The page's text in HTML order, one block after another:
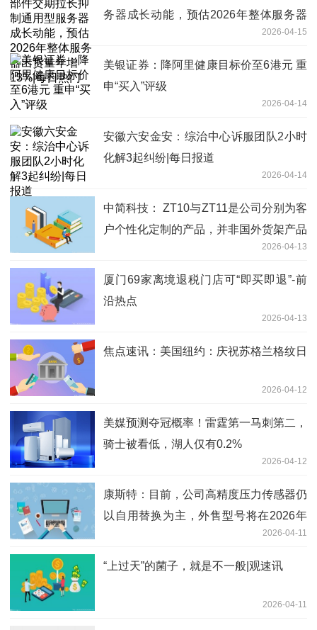
务器成长动能，预估2026年整体服务器
2026-04-15
美银证券：降阿里健康目标价至6港元 重
申“买入”评级
2026-04-14
安徽六安金安：综治中心诉服团队2小时
化解3起纠纷|每日报道
2026-04-14
中简科技： ZT10与ZT11是公司分别为客
户个性化定制的产品，并非国外货架产品
2026-04-13
厦门69家离境退税门店可“即买即退”-前
沿热点
2026-04-13
焦点速讯：美国纽约：庆祝苏格兰格纹日
2026-04-12
美媒预测夺冠概率！雷霆第一马刺第二，
骑士被看低，湖人仅有0.2%
2026-04-12
康斯特：目前，公司高精度压力传感器仍
以自用替换为主，外售型号将在2026年
2026-04-11
“上过天”的菌子，就是不一般|观速讯
2026-04-11